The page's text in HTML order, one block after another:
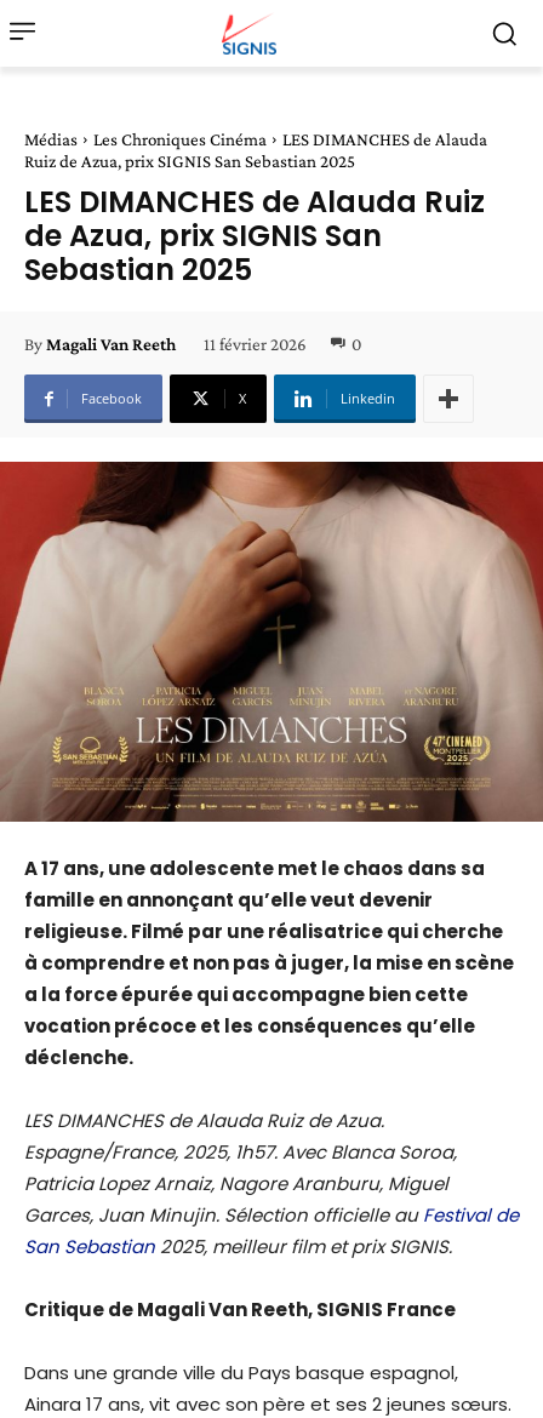
Médias Les Chroniques Cinéma
LES DIMANCHES de Alauda
Ruiz de Azua, prix SIGNIS San Sebastian 2025
LES DIMANCHES de Alauda Ruiz
de Azua, prix SIGNIS San
Sebastian 2025
ByMagali Van Reeth 11 février 2026 0
Facebook X Linkedin
A 17 ans, une adolescente met le chaos dans sa
famille en annonçant qu’elle veut devenir
religieuse. Filmé par une réalisatrice qui cherche
à comprendre et non pas à juger, la mise en scène
a la force épurée qui accompagne bien cette
vocation précoce et les conséquences qu’elle
déclenche.
LES DIMANCHES de Alauda Ruiz de Azua.
Espagne/France, 2025, 1h57. Avec Blanca Soroa,
Patricia Lopez Arnaiz, Nagore Aranburu, Miguel
Garces, Juan Minujin. Sélection officielle auFestival de
San Sebastian 2025, meilleur film et prix SIGNIS.
Critique de Magali Van Reeth, SIGNIS France
Dans une grande ville du Pays basque espagnol,
Ainara 17 ans, vit avec son père et ses 2 jeunes sœurs.